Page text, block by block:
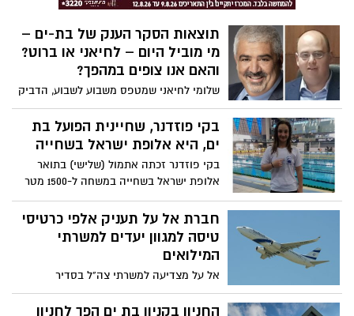
תוצאות הסקר הענק של בת-ים –
מי מוביל היום – לחיאני או ברוט?
והאם אנו צופים במהפך?
שלומי לחיאני שמטפס משבוע לשבוע, הדביק
את הפער מצביקה ברוט ועתה הוא מוביל
במרוץ לראשות העיר בת-ים. המגמה הברורה
בחודשים האחרונים היא – ברוט בנסיגה
המרכזית לסטטיסטיקה הציגה את העובדה
הנסיגה של ברוט. גם השחקנית החדשה
במרוץ לראשות העיר – קטי פיאסצקי, עולה
בהתמדה באחוזי התמיכה והיא עלתה
מהמקום הרביעי לשלישי .
בקי פוזדנר, שחיינית הפועל בת
ים, היא אלופת ישראל בשחייה
בקי פוזדנר זכתה אתמול (שלישי) בתואר
אלופת ישראל בשחייה במשחה ל-1500 מטר
חופשי. חברתה לקבוצה אופק אדיר, זכתה
במקום השני לאחר תחרות צמודה במיוחד.
חברת אל על תעניק אלפי כרטיסי
טיסה למגוון יעדים למשרתי
המילואים
אל על מצדיעה למשרתי צה"ל בסדיר
ובמילואים ויוצאת במהלכים להוקרתם:
החברה תעניק במתנה למשרתים אלפי
החניון בקניון בת ים הפך לחניון